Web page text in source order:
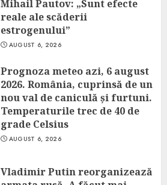
Mihail Pautov: „Sunt efecte
reale ale scăderii
estrogenului”
AUGUST 6, 2026
Prognoza meteo azi, 6 august
2026. România, cuprinsă de un
nou val de caniculă și furtuni.
Temperaturile trec de 40 de
grade Celsius
AUGUST 6, 2026
Vladimir Putin reorganizează